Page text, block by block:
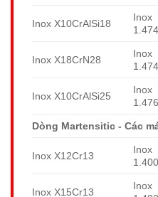
Inox X10CrAlSi18
Inox
Inox X18CrN28
Inox
Inox X10CrAlSi25
Inox
Dòng Martensitic - Các
Inox X12Cr13
Inox
Inox X15Cr13
Inox